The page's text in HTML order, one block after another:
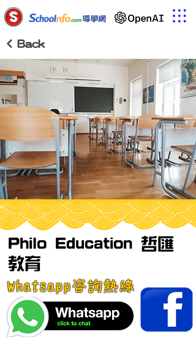
< Back
Philo Education 哲匯
教育
Whatsapp咨詢熱線